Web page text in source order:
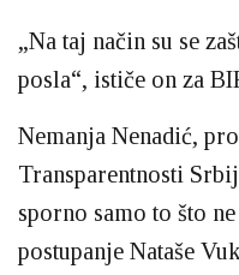
„Na taj način su se
posla“, ističe on za
Nemanja Nenadić,
Transparentnosti
sporno samo to što
postupanje Nataše